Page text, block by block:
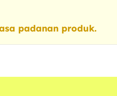
padanan produk.